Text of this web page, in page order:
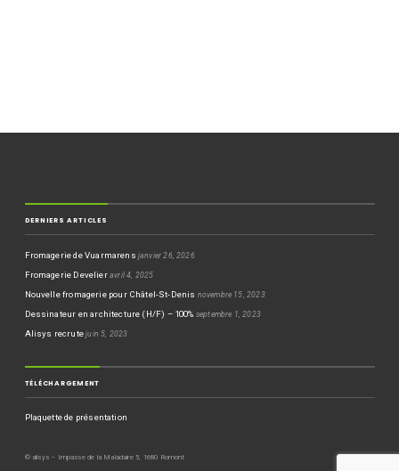
DERNIERS ARTICLES
Fromagerie de Vuarmarens janvier 26, 2026
Fromagerie Develier avril 4, 2025
Nouvelle fromagerie pour Châtel-St-Denis novembre 15, 2023
Dessinateur en architecture (H/F) – 100% septembre 1, 2023
Alisys recrute juin 5, 2023
TÉLÉCHARGEMENT
Plaquette de présentation
© alisys – Impasse de la Maladaire 5, 1680 Romont